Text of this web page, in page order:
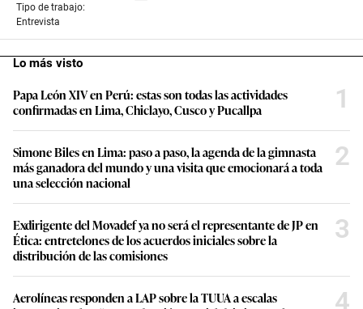
Tipo de trabajo:
Entrevista
Lo más visto
Papa León XIV en Perú: estas son todas las actividades
confirmadas en Lima, Chiclayo, Cusco y Pucallpa
1
Simone Biles en Lima: paso a paso, la agenda de la gimnasta
más ganadora del mundo y una visita que emocionará a toda
una selección nacional
2
Exdirigente del Movadef ya no será el representante de JP en
Ética: entretelones de los acuerdos iniciales sobre la
distribución de las comisiones
3
Aerolíneas responden a LAP sobre la TUUA a escalas
4